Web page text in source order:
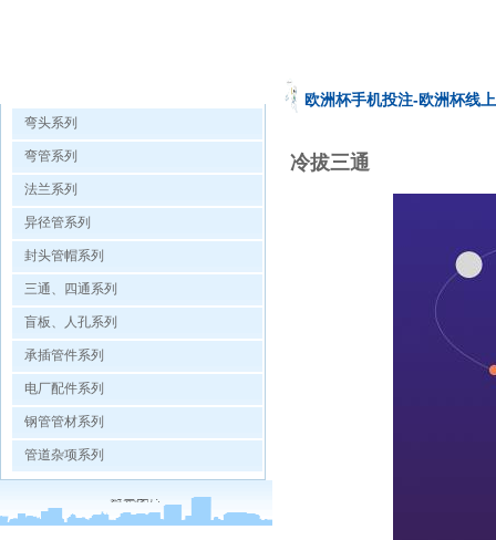
弯头系列
弯管系列
法兰系列
异径管系列
封头管帽系列
三通、四通系列
盲板、人孔系列
承插管件系列
电厂配件系列
钢管管材系列
管道杂项系列
欧洲杯手机投注-欧洲杯线
冷拔三通